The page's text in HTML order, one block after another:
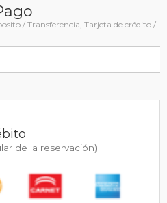
/ Transferencia, Tarjeta de crédito /
de la reservación)